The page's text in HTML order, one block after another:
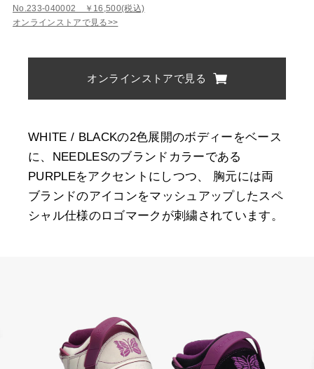
No.233-040002 ￥16,500(税込)
オンラインストアで見る>>
オンラインストアで見る
WHITE / BLACKの2色展開のボディーをベース
に、NEEDLESのブランドカラーである
PURPLEをアクセントにしつつ、 胸元には両
ブランドのアイコンをマッシュアップしたスペ
シャル仕様のロゴマークが刺繍されています。